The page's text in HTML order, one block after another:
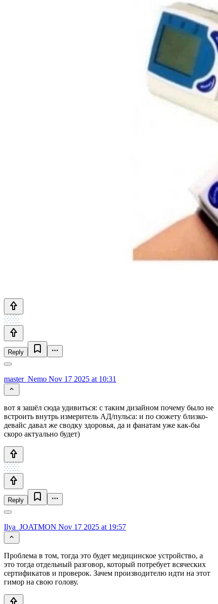
Reply
master_Nemo Nov 17 2025 at 10:31
вот я зашёл сюда удивиться: с таким дизайном почему было не
встроить внутрь измеритель АД/пульса: и по сюжету близко-
девайс давал же сводку здоровья, да и фанатам уже как-бы
скоро актуально будет)
Reply
Ilya_JOATMON Nov 17 2025 at 19:57
Проблема в том, тогда это будет медицинское устройство, а
это тогда отдельный разговор, который потребует всяческих
сертификатов и проверок. Зачем производителю идти на этот
гимор на свою голову.